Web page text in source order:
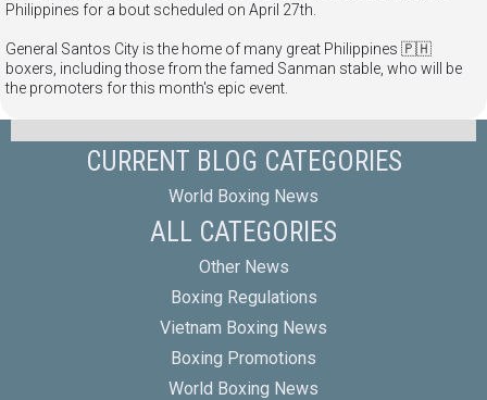
Philippines for a bout scheduled on April 27th.
General Santos City is the home of many great Philippines 🇵🇭
boxers, including those from the famed Sanman stable, who will be
the promoters for this month's epic event.
CURRENT BLOG CATEGORIES
World Boxing News
ALL CATEGORIES
Other News
Boxing Regulations
Vietnam Boxing News
Boxing Promotions
World Boxing News